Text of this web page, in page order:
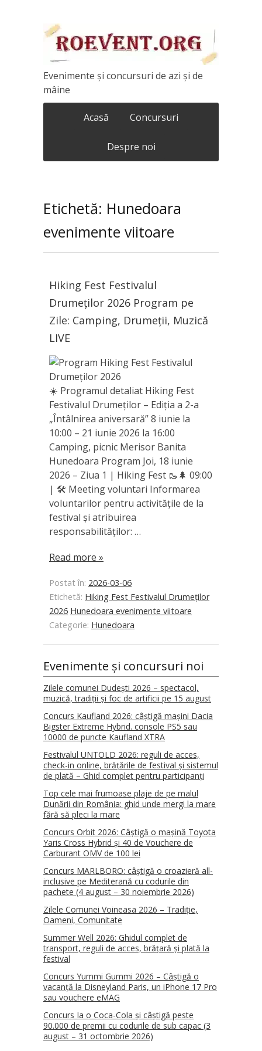
Evenimente și concursuri de azi și de
mâine
Acasă Concursuri
Despre noi
Etichetă: Hunedoara
evenimente viitoare
Hiking Fest Festivalul
Drumeților 2026 Program pe
Zile: Camping, Drumeții, Muzică
LIVE
☀️ Programul detaliat Hiking Fest
Festivalul Drumeților – Ediția a 2-a
„Întâlnirea aniversară” 8 iunie la
10:00 – 21 iunie 2026 la 16:00
Camping, picnic Merisor Banita
Hunedoara Program Joi, 18 iunie
2026 – Ziua 1 | Hiking Fest 🥾🌲 09:00
| 🛠️ Meeting voluntari Informarea
voluntarilor pentru activitățile de la
festival și atribuirea
responsabilităților: …
Read more »
Postat în: 2026-03-06
Etichetă: Hiking Fest Festivalul Drumeților
2026 Hunedoara evenimente viitoare
Categorie: Hunedoara
Evenimente și concursuri noi
Zilele comunei Dudești 2026 – spectacol,
muzică, tradiții și foc de artificii pe 15 august
Concurs Kaufland 2026: câștigă mașini Dacia
Bigster Extreme Hybrid. console PS5 sau
10000 de puncte Kaufland XTRA
Festivalul UNTOLD 2026: reguli de acces,
check-in online, brățările de festival și sistemul
de plată – Ghid complet pentru participanți
Top cele mai frumoase plaje de pe malul
Dunării din România: ghid unde mergi la mare
fără să pleci la mare
Concurs Orbit 2026: Câștigă o mașină Toyota
Yaris Cross Hybrid și 40 de Vouchere de
Carburant OMV de 100 lei
Concurs MARLBORO: câștigă o croazieră all-
inclusive pe Mediterană cu codurile din
pachete (4 august – 30 noiembrie 2026)
Zilele Comunei Voineasa 2026 – Tradiție,
Oameni, Comunitate
Summer Well 2026: Ghidul complet de
transport, reguli de acces, brățară și plată la
festival
Concurs Yummi Gummi 2026 – Câștigă o
vacanță la Disneyland Paris, un iPhone 17 Pro
sau vouchere eMAG
Concurs Ia o Coca-Cola și câștigă peste
90.000 de premii cu codurile de sub capac (3
august – 31 octombrie 2026)